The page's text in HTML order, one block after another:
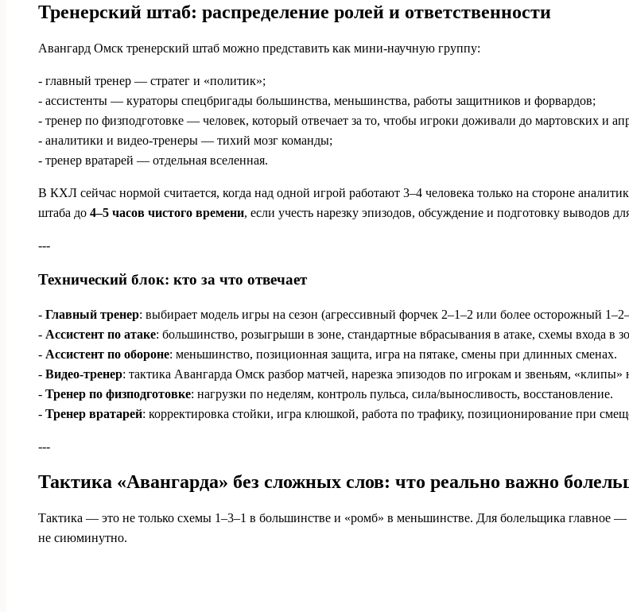
Тренерский штаб: распределение ролей и ответственности
Авангард Омск тренерский штаб можно представить как мини-научную группу:
- главный тренер — стратег и «политик»;
- ассистенты — кураторы спецбригады большинства, меньшинства, работы защитников и форвардов;
- тренер по физподготовке — человек, который отвечает за то, чтобы игроки доживали до мартовских и
- аналитики и видео-тренеры — тихий мозг команды;
- тренер вратарей — отдельная вселенная.
В КХЛ сейчас нормой считается, когда над одной игрой работают 3–4 человека только на стороне
штаба до 4–5 часов чистого времени, если учесть нарезку эпизодов, обсуждение и подготовку выводов
---
Технический блок: кто за что отвечает
- Главный тренер: выбирает модель игры на сезон (агрессивный форчек 2–1–2 или более осторожный
- Ассистент по атаке: большинство, розыгрыши в зоне, стандартные вбрасывания в атаке, схемы входа в
- Ассистент по обороне: меньшинство, позиционная защита, игра на пятаке, смены при длинных сменах.
- Видео-тренер: тактика Авангарда Омск разбор матчей, нарезка эпизодов по игрокам и звеньям, «клипы»
- Тренер по физподготовке: нагрузки по неделям, контроль пульса, сила/выносливость, восстановление.
- Тренер вратарей: корректировка стойки, игра клюшкой, работа по трафику, позиционирование при
---
Тактика «Авангарда» без сложных слов: что реально важно
Тактика — это не только схемы 1–3–1 в большинстве и «ромб» в меньшинстве. Для болельщика главное —
не сиюминутно.